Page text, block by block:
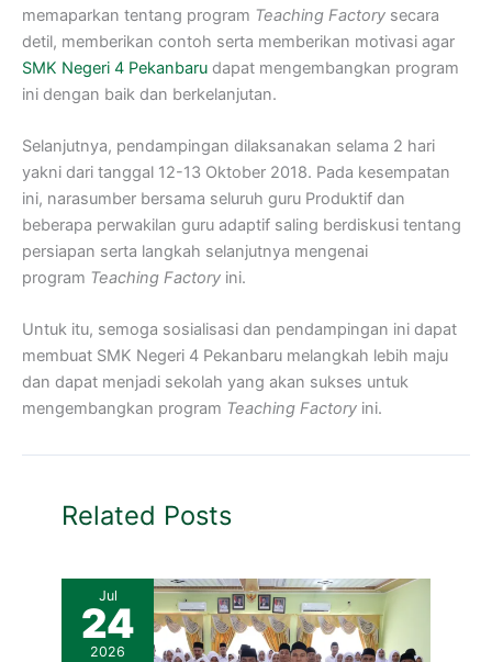
memaparkan tentang program Teaching Factory secara
detil, memberikan contoh serta memberikan motivasi agar
SMK Negeri 4 Pekanbaru dapat mengembangkan program
ini dengan baik dan berkelanjutan.
Selanjutnya, pendampingan dilaksanakan selama 2 hari
yakni dari tanggal 12-13 Oktober 2018. Pada kesempatan
ini, narasumber bersama seluruh guru Produktif dan
beberapa perwakilan guru adaptif saling berdiskusi tentang
persiapan serta langkah selanjutnya mengenai
program Teaching Factory ini.
Untuk itu, semoga sosialisasi dan pendampingan ini dapat
membuat SMK Negeri 4 Pekanbaru melangkah lebih maju
dan dapat menjadi sekolah yang akan sukses untuk
mengembangkan program Teaching Factory ini.
Related Posts
Jul
24
2026